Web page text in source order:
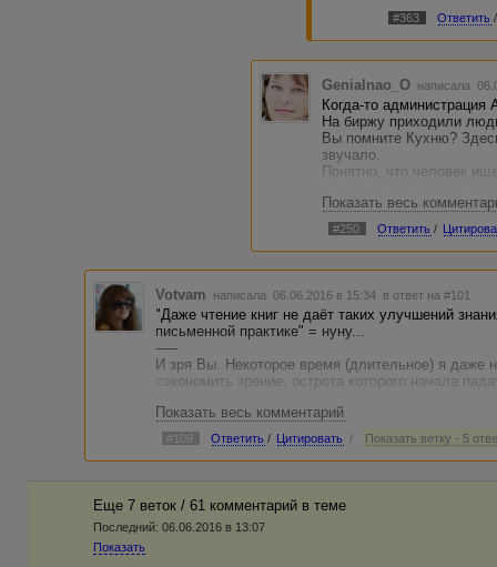
#363 Ответить /
Genialnao_O написала
Когда-то администрация
На биржу приходили
Вы помните Кухню?
звучало.
Понятно, что человек
тест ни на одной из
разводить розовые
Мы же неблагодарные.
Пришли даже без
ушли. Еще и фыркнули
Первое, что должен
форум (и надо понимать,
согласны, что пишете
Может быть, ТС имел в
единых критериев
русскому :)
Показать весь
#250 Ответить /
Votvam написала 06.06.2016 в 15:34 в ответ на #101
"Даже чтение книг не даёт таких улучшений
письменной практике" = нуну...
-----
И зря Вы. Некоторое время (длительное) я даже
сэкономить зрение, острота которого начала
личных навыков в русском языке (газета была
Показать весь комментарий
#109 Ответить / Цитировать / Показать ветку - 5
Еще 7 веток / 61 комментарий в темe
Последний: 06.06.2016 в 13:07
Показать